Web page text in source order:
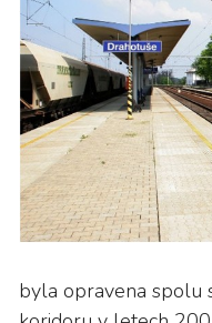
byla opravena spolu